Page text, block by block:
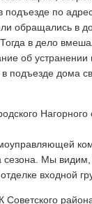
подъезде по
обращались в
в дело
об
подъезде дома
Мы
входной